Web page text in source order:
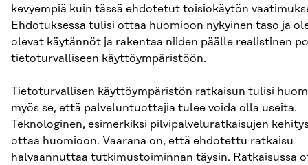
kevyempiä kuin tässä ehdotetut toisiokäytön
Ehdotuksessa tulisi ottaa huomioon nykyinen taso ja
olevat käytännöt ja rakentaa niiden päälle realistinen
tietoturvalliseen käyttöympäristöön.
Tietoturvallisen käyttöympäristön ratkaisun tulisi
myös se, että palveluntuottajia tulee voida olla useita.
Teknologinen, esimerkiksi pilvipalveluratkaisujen
ottaa huomioon. Vaarana on, että ehdotettu ratkaisu
halvaannuttaa tutkimustoiminnan täysin. Ratkaisussa